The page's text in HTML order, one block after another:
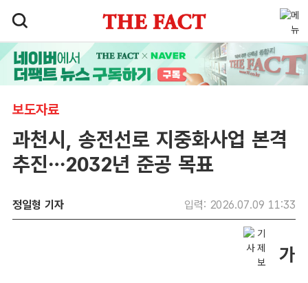
보도자료
과천시, 송전선로 지중화사업 본격
추진…2032년 준공 목표
정일형 기자 입력: 2026.07.09 11:33